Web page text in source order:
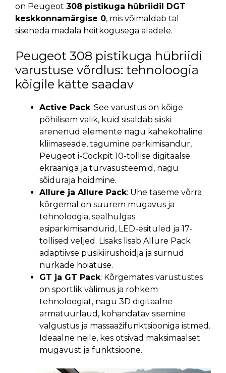
on Peugeot 308 pistikuga hübriidil DGT
keskkonnamärgise 0, mis võimaldab tal
siseneda madala heitkogusega aladele.
Peugeot 308 pistikuga hübriidi
varustuse võrdlus: tehnoloogia
kõigile kätte saadav
Active Pack: See varustus on kõige
põhilisem valik, kuid sisaldab siiski
arenenud elemente nagu kahekohaline
kliimaseade, tagumine parkimisandur,
Peugeot i-Cockpit 10-tollise digitaalse
ekraaniga ja turvasüsteemid, nagu
sõiduraja hoidmine.
Allure ja Allure Pack: Ühe taseme võrra
kõrgemal on suurem mugavus ja
tehnoloogia, sealhulgas
esiparkimisandurid, LED-esituled ja 17-
tollised veljed. Lisaks lisab Allure Pack
adaptiivse püsikiirushoidja ja surnud
nurkade hoiatuse.
GT ja GT Pack: Kõrgemates varustustes
on sportlik välimus ja rohkem
tehnoloogiat, nagu 3D digitaalne
armatuurlaud, kohandatav sisemine
valgustus ja massaažifunktsiooniga istmed.
Ideaalne neile, kes otsivad maksimaalset
mugavust ja funktsioone.